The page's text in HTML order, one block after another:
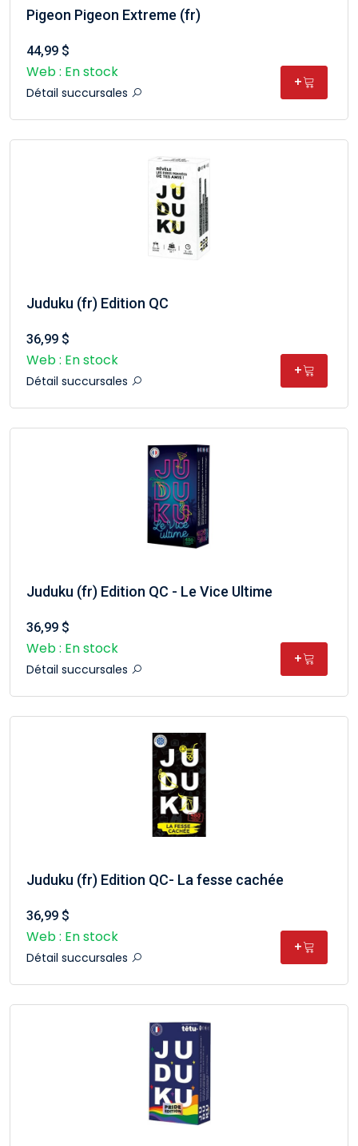
Pigeon Pigeon Extreme (fr)
44,99 $
Web : En stock
Détail succursales
+
Juduku (fr) Edition QC
36,99 $
Web : En stock
Détail succursales
+
Juduku (fr) Edition QC - Le Vice Ultime
36,99 $
Web : En stock
Détail succursales
+
Juduku (fr) Edition QC- La fesse cachée
36,99 $
Web : En stock
Détail succursales
+